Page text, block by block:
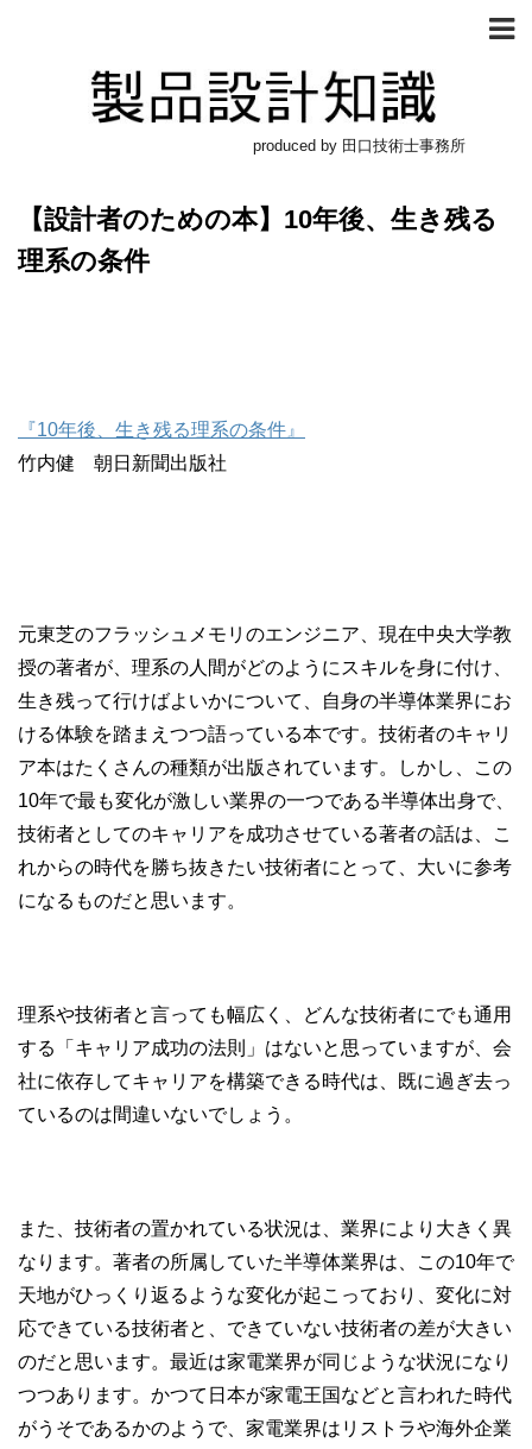
produced by 田口技術士事務所
【設計者のための本】10年後、生き残る
理系の条件
『10年後、生き残る理系の条件』
竹内健 朝日新聞出版社
元東芝のフラッシュメモリのエンジニア、現在中央大学教
授の著者が、理系の人間がどのようにスキルを身に付け、
生き残って行けばよいかについて、自身の半導体業界にお
ける体験を踏まえつつ語っている本です。技術者のキャリ
ア本はたくさんの種類が出版されています。しかし、この
10年で最も変化が激しい業界の一つである半導体出身で、
技術者としてのキャリアを成功させている著者の話は、こ
れからの時代を勝ち抜きたい技術者にとって、大いに参考
になるものだと思います。
理系や技術者と言っても幅広く、どんな技術者にでも通用
する「キャリア成功の法則」はないと思っていますが、会
社に依存してキャリアを構築できる時代は、既に過ぎ去っ
ているのは間違いないでしょう。
また、技術者の置かれている状況は、業界により大きく異
なります。著者の所属していた半導体業界は、この10年で
天地がひっくり返るような変化が起こっており、変化に対
応できている技術者と、できていない技術者の差が大きい
のだと思います。最近は家電業界が同じような状況になり
つつあります。かつて日本が家電王国などと言われた時代
がうそであるかのようで、家電業界はリストラや海外企業